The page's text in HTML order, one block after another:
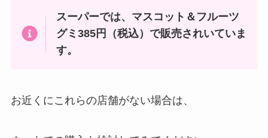
スーパーでは、マスコット＆フルーツ
グミ385円（税込）で販売されいていま
す。
お近くにこれらの店舗がない場合は、